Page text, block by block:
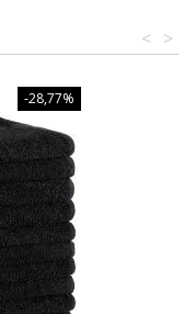
>
<
-28,77%